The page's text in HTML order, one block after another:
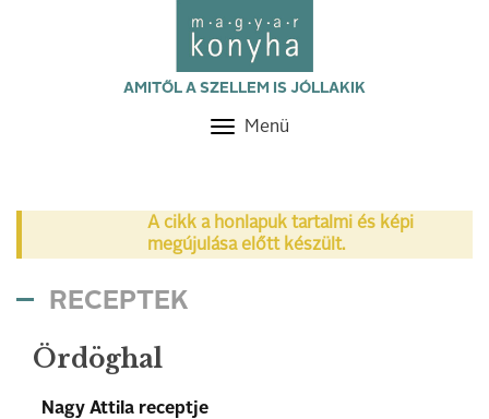
AMITŐL A SZELLEM IS JÓLLAKIK
Toggle
Menü
A cikk a honlapuk tartalmi és képi
megújulása előtt készült.
RECEPTEK
Ördöghal
Nagy Attila receptje